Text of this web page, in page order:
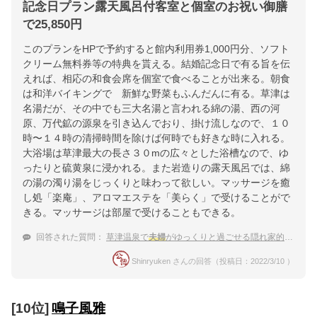
記念日プラン露天風呂付客室と個室のお祝い御膳
で25,850円
このプランをHPで予約すると館内利用券1,000円分、ソフト
クリーム無料券等の特典を貰える。結婚記念日で有る旨を伝
えれば、相応の和食会席を個室で食べることが出来る。朝食
は和洋バイキングで 新鮮な野菜もふんだんに有る。草津は
名湯だが、その中でも三大名湯と言われる綿の湯、西の河
原、万代鉱の源泉を引き込んでおり、掛け流しなので、１０
時〜１４時の清掃時間を除けば何時でも好きな時に入れる。
大浴場は草津最大の長さ３０mの広々とした浴槽なので、ゆ
ったりと硫黄泉に浸かれる。また岩造りの露天風呂では、綿
の湯の濁り湯をじっくりと味わって欲しい。マッサージを癒
し処「楽庵」、アロマエステを「美らく」で受けることがで
きる。マッサージは部屋で受けることもできる。
回答された質問： 草津温泉で夫婦がゆっくりと過ごせる隠れ家的旅館
Shinryuken さんの回答（投稿日：2022/3/10 ）
[10位]鳴子風雅